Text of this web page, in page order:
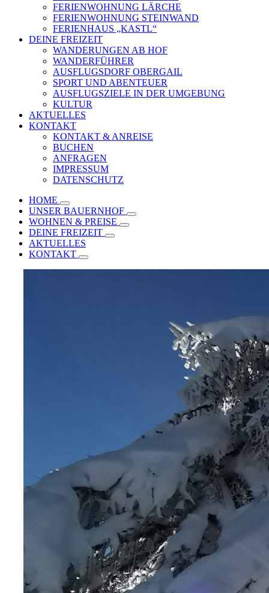
FERIENWOHNUNG LÄRCHE
FERIENWOHNUNG STEINWAND
FERIENHAUS „KASTL“
DEINE FREIZEIT
WANDERUNGEN AB HOF
WANDERFÜHRER
AUSFLUGSDORF OBERGAIL
SPORT UND ABENTEUER
AUSFLUGSZIELE IN DER UMGEBUNG
KULTUR
AKTUELLES
KONTAKT
KONTAKT & ANREISE
BUCHEN
ANFRAGEN
IMPRESSUM
DATENSCHUTZ
HOME
UNSER BAUERNHOF
WOHNEN & PREISE
DEINE FREIZEIT
AKTUELLES
KONTAKT